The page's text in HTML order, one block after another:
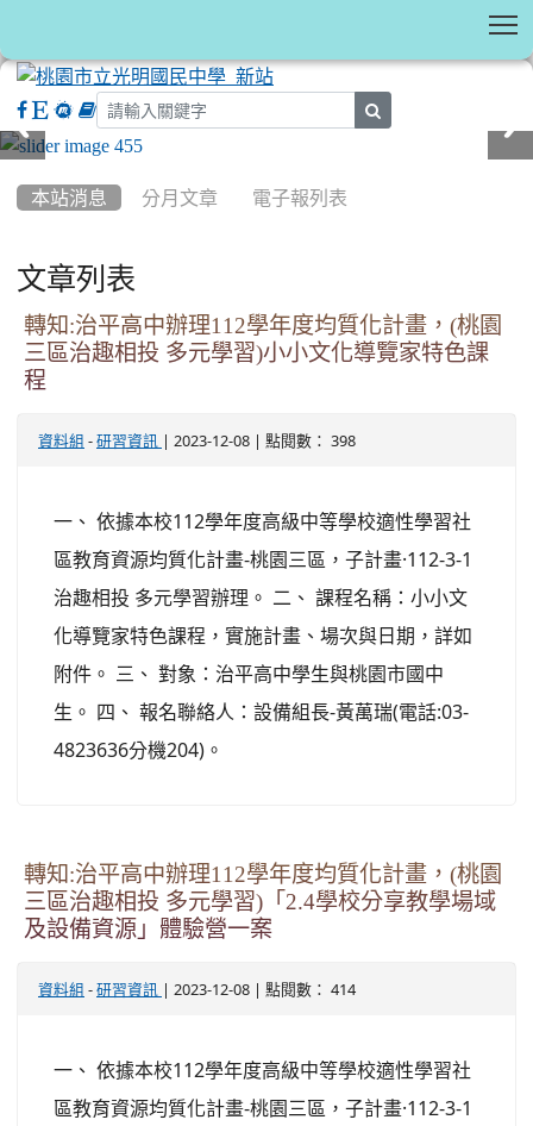
本站消息 分月文章 電子報列表
文章列表
轉知:治平高中辦理112學年度均質化計畫，(桃園
三區治趣相投 多元學習)小小文化導覽家特色課
程
資料組 - 研習資訊 | 2023-12-08 | 點閱數： 398
一、 依據本校112學年度高級中等學校適性學習社
區教育資源均質化計畫-桃園三區，子計畫·112-3-1
治趣相投 多元學習辦理。 二、 課程名稱：小小文
化導覽家特色課程，實施計畫、場次與日期，詳如
附件。 三、 對象：治平高中學生與桃園市國中
生。 四、 報名聯絡人：設備組長-黃萬瑞(電話:03-
4823636分機204)。
轉知:治平高中辦理112學年度均質化計畫，(桃園
三區治趣相投 多元學習)「2.4學校分享教學場域
及設備資源」體驗營一案
資料組 - 研習資訊 | 2023-12-08 | 點閱數： 414
一、 依據本校112學年度高級中等學校適性學習社
區教育資源均質化計畫-桃園三區，子計畫·112-3-1